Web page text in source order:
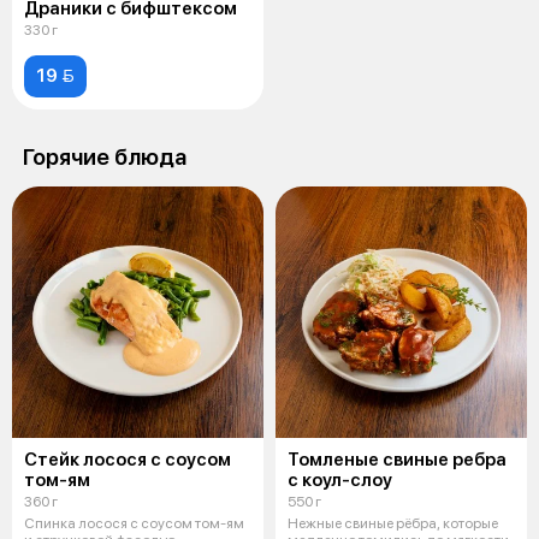
Драники с бифштексом
330 г
19 
Горячие блюда
Стейк лосося с соусом
том-ям
360 г
Спинка лосося с соусом том-ям
Томленые свиные ребра
с коул-слоу
550 г
Нежные свиные рёбра, которые